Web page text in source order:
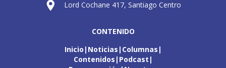
Lord Cochane 417, Santiago Centro
CONTENIDO
Inicio Noticias Columnas
Contenidos Podcast